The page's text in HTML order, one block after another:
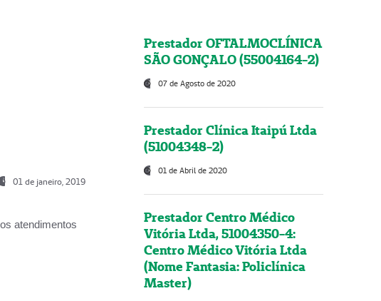
01 de janeiro, 2019
atendimentos
Prestador OFTALMOCLÍNICA
SÃO GONÇALO (55004164-2)
07 de Agosto de 2020
Prestador Clínica Itaipú Ltda
(51004348-2)
01 de Abril de 2020
Prestador Centro Médico
Vitória Ltda, 51004350-4:
Centro Médico Vitória Ltda
(Nome Fantasia: Policlínica
Master)